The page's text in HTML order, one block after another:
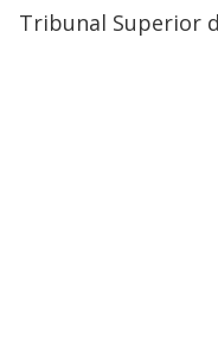
Tribunal Superior